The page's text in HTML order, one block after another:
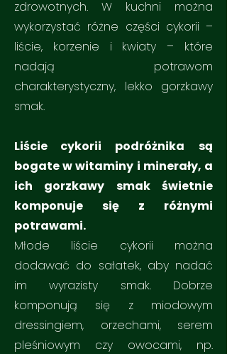
zdrowotnych. W kuchni można
wykorzystać różne części cykorii –
liście, korzenie i kwiaty – które
nadają potrawom
charakterystyczny, lekko gorzkawy
smak.
Liście cykorii podróżnika
są
bogate w witaminy i minerały, a
ich gorzkawy smak świetnie
komponuje się z różnymi
potrawami.
Młode liście cykorii można
dodawać do sałatek, aby nadać
im wyrazisty smak. Dobrze
komponują się z miodowym
dressingiem, orzechami, serem
pleśniowym czy owocami, np.